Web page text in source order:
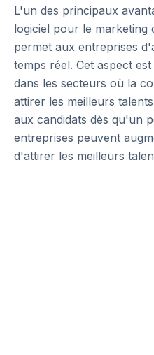
L'un des principaux
logiciel pour le marketing
permet aux entreprises
temps réel. Cet aspect
dans les secteurs où la
attirer les meilleurs
aux candidats dès qu'un
entreprises peuvent
d'attirer les meilleurs